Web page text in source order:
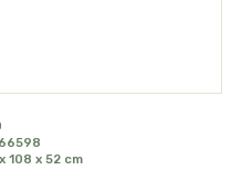
108 x 52 cm